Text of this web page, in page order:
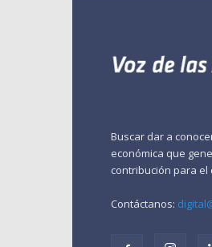
Buscar dar a
económica que
contribución para el
Contáctanos: